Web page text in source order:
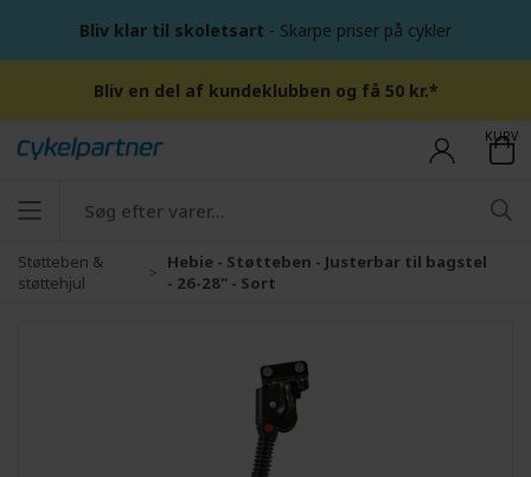
Bliv klar til skoletsart - Skarpe priser på cykler
Bliv en del af kundeklubben og få 50 kr.*
KURV
Støtteben &
støttehjul
Hebie - Støtteben - Justerbar til bagstel
- 26-28" - Sort